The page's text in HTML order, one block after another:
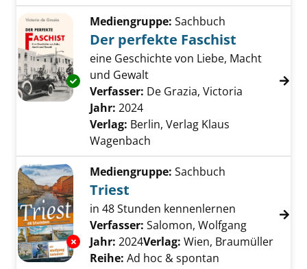
Exemplar-Details von Der perfekte Faschist
Mediengruppe: Sachbuch
Der perfekte Faschist
eine Geschichte von Liebe, Macht
und Gewalt
Verfasser: De Grazia, Victoria
Jahr: 2024
Verlag: Berlin, Verlag Klaus
Wagenbach
Exemplar-Details von Triest anzeigen
Mediengruppe: Sachbuch
Triest
in 48 Stunden kennenlernen
Verfasser: Salomon, Wolfgang
Jahr: 2024Verlag: Wien, Braumüller
Reihe: Ad hoc & spontan